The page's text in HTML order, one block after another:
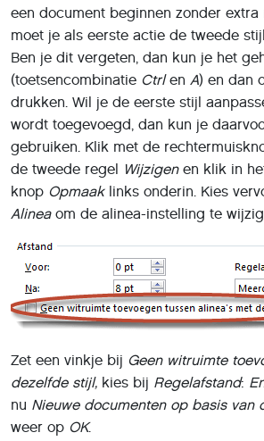
een document beginnen zonder
moet je als eerste actie de tweede stijl
Ben je dit vergeten, dan kun je het
(toetsencombinatie Ctrlen A) en dan
drukken. Wil je de eerste stijl
wordt toegevoegd, dan kun je
gebruiken. Klik met de
de tweede regel Wijzigenen klik in
knop Opmaaklinks onderin. Kies
Alineaom de alinea-instelling te
Zet een vinkje bij Geen witruimte
dezelfde stijl, kies bij Regelafstand:
nu Nieuwe documenten op basis van
weer op OK.